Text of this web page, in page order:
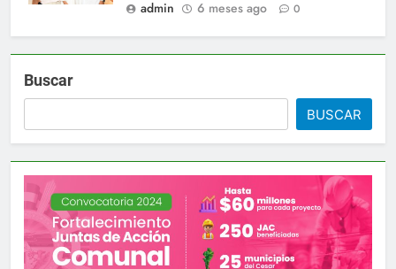
admin
6 meses ago 0
Buscar
BUSCAR